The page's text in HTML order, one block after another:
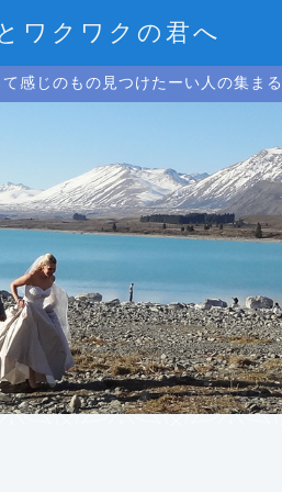
ワクワクの君へ
感じのもの見つけたーい人の集ま